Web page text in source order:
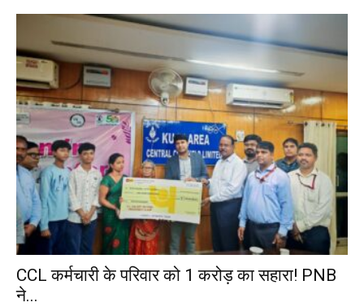
CCL कर्मचारी के परिवार को ₹1 करोड़ का सहारा! PNB
ने...